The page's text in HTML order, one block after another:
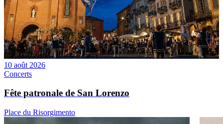
10 août 2026
Concerts
Fête patronale de San Lorenzo
Place du Risorgimento